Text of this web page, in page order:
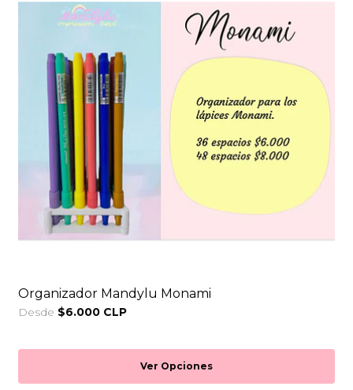
Organizador Mandylu Monami
Desde $6.000 CLP
Ver Opciones